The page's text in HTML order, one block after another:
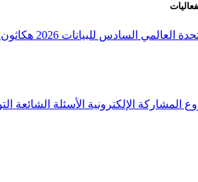
العالمي السادس للبيانات 2026 هكاثون
المشاركة الإلكترونية الأسئلة الشائعة